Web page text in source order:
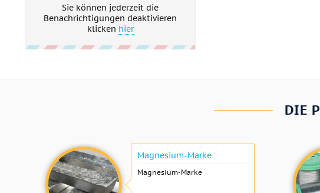
Sie können jederzeit die
Benachrichtigungen deaktivieren
klicken hier
DIE
Magnesium-Marke
Magnesium-Marke